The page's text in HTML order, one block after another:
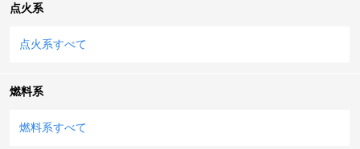
点火系
点火系すべて
燃料系
燃料系すべて